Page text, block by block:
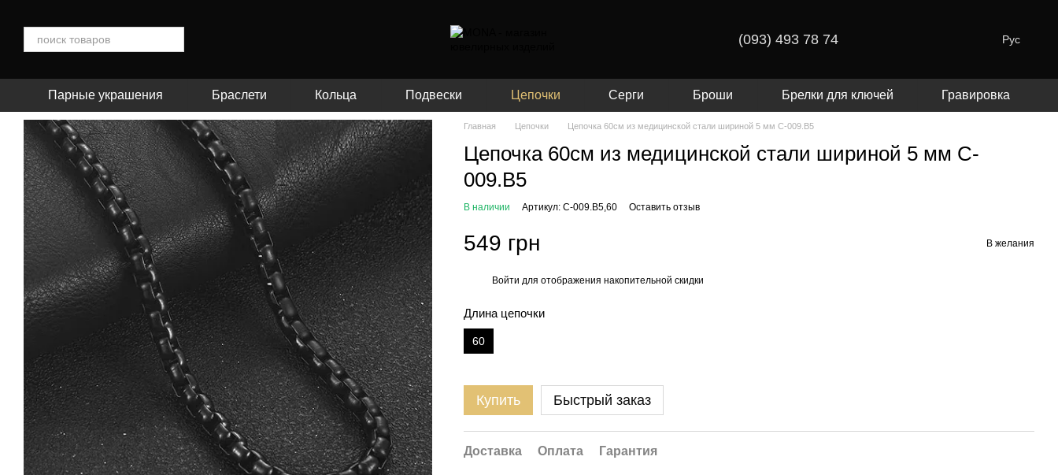
(093) 493 78 74 Рус
Парные украшения Браслети Кольца Подвески Цепочки Серги Броши Брелки для ключей Гравировка
Главная Цепочки Цепочка 60см из медицинской стали шириной 5 мм C-009.B5
Цепочка 60см из медицинской стали шириной 5 мм C-
009.B5
В наличии Артикул: C-009.B5,60 Оставить отзыв
549 грн В желания
Войти для отображения накопительной скидки
Длина цепочки
60
Купить Быстрый заказ
Доставка Оплата Гарантия